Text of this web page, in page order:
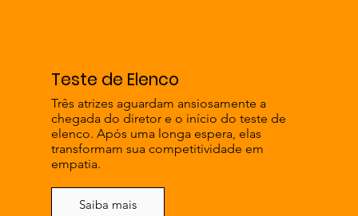
Teste de Elenco
Três atrizes aguardam ansiosamente a
chegada do diretor e o início do teste de
elenco. Após uma longa espera, elas
transformam sua competitividade em
empatia.
Saiba mais